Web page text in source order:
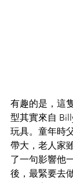
有趣的是，這
型其實來自
玩具。童年時
帶大，老人家
了一句影響他
後，最緊要去